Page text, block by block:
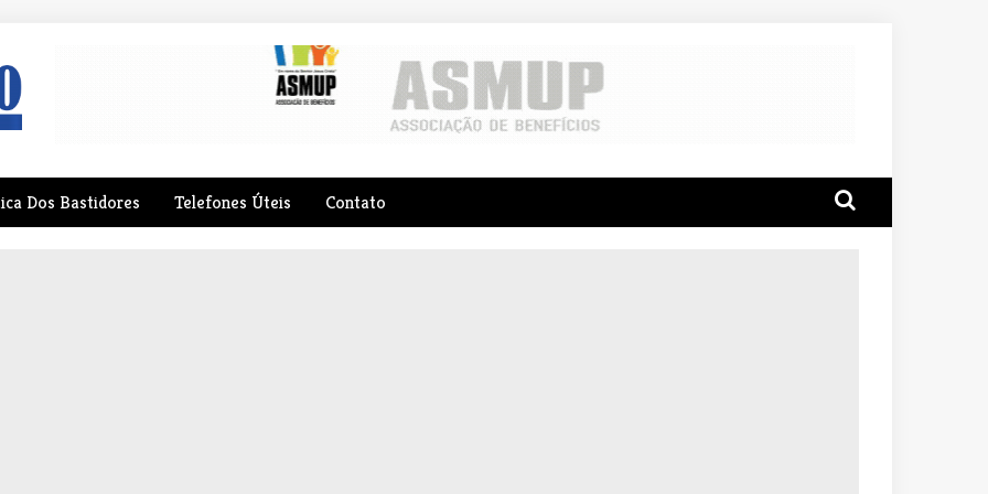
Dos Bastidores Telefones Úteis Contato